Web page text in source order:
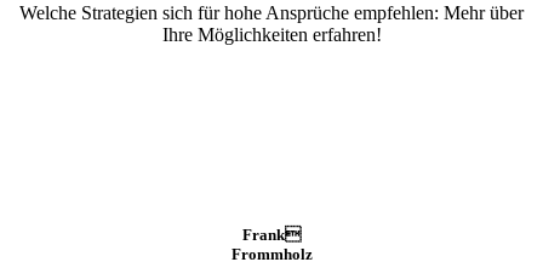
Welche Strategien sich für hohe Ansprüche empfehlen: Mehr über
Ihre Möglichkeiten erfahren!
Frank
Frommholz